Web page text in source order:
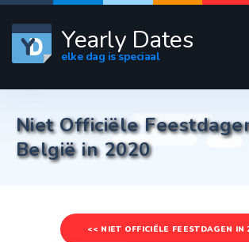
Yearly Dates
elke dag is speciaal
Niet Officiële
België in 2020
<< NIET OFFICIËLE FEESTDAGEN IN